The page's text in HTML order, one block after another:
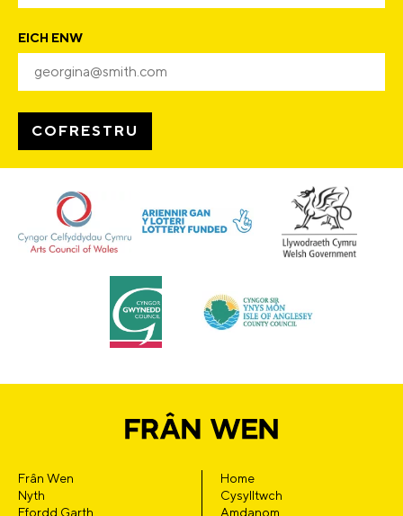
EICH ENW
Frân Wen
Nyth
Ffordd Garth
Home
Cysylltwch
Amdanom